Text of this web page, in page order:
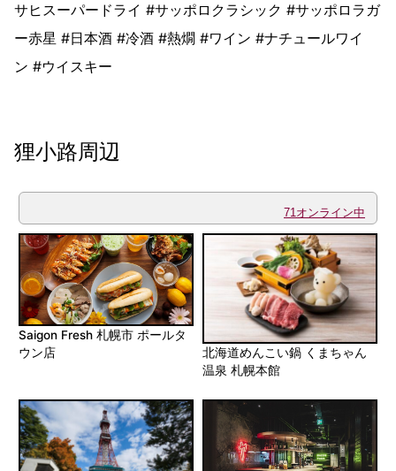
サヒスーパードライ #サッポロクラシック #サッポロラガ
ー赤星 #日本酒 #冷酒 #熱燗 #ワイン #ナチュールワイ
ン #ウイスキー
狸小路周辺
71オンライン中
Saigon Fresh 札幌市 ポールタ
ウン店
北海道めんこい鍋 くまちゃん
温泉 札幌本館